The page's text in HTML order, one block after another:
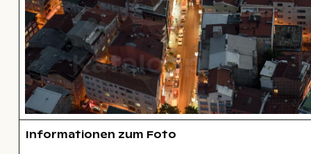
Informationen zum Foto